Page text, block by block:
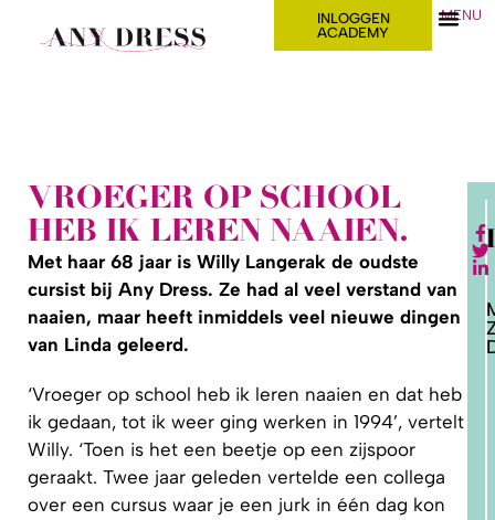
MENU
INLOGGEN
ACADEMY
VROEGER OP SCHOOL
HEB IK LEREN NAAIEN.
Met haar 68 jaar is Willy Langerak de oudste
cursist bij Any Dress. Ze had al veel verstand van
naaien, maar heeft inmiddels veel nieuwe dingen
van Linda geleerd.
‘Vroeger op school heb ik leren naaien en dat heb
ik gedaan, tot ik weer ging werken in 1994’, vertelt
Willy. ‘Toen is het een beetje op een zijspoor
geraakt. Twee jaar geleden vertelde een collega
over een cursus waar je een jurk in één dag kon
2. HOE
LEER IK
PATRONEN
OP MAAT
MAKEN?